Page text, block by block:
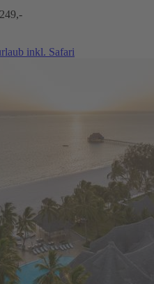
inkl. Safari